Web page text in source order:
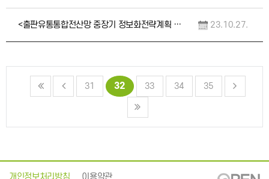
<출판유통통합전산망 중장기 정보화전략계획 구축 용역> 입찰공고(중앙조달 / 재공고) 23.10.27.
31 32 33 34 35
개인정보처리방침 이용약관